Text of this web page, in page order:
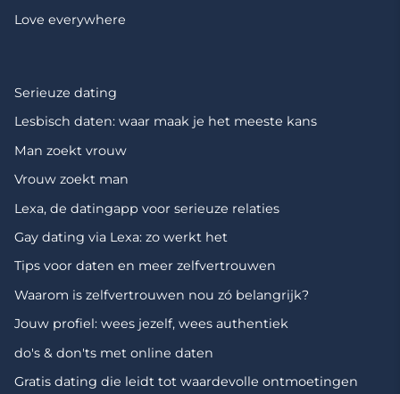
Love everywhere
Serieuze dating
Lesbisch daten: waar maak je het meeste kans
Man zoekt vrouw
Vrouw zoekt man
Lexa, de datingapp voor serieuze relaties
Gay dating via Lexa: zo werkt het
Tips voor daten en meer zelfvertrouwen
Waarom is zelfvertrouwen nou zó belangrijk?
Jouw profiel: wees jezelf, wees authentiek
do's & don'ts met online daten
Gratis dating die leidt tot waardevolle ontmoetingen